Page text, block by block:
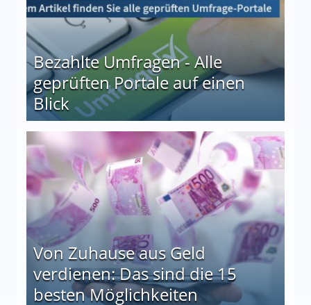
Bezahlte Umfragen - Alle
geprüften Portale auf einen
Blick
auf einen Blick
Von Zuhause aus Geld
verdienen: Das sind die 15
besten Möglichkeiten